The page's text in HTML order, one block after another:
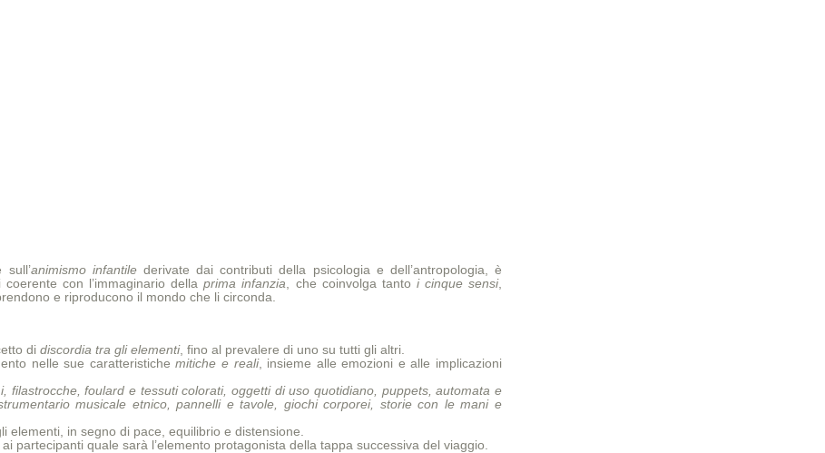
animismo infantilederivate dai contributi della psicologia e dell’antropologia, è
con l’immaginario dellaprima infanzia, che coinvolga tanto i cinque sensi,
e riproducono il mondo che li circonda.
di discordia tra gli elementi, fino al prevalere di uno su tutti gli altri.
nelle sue caratteristichemitiche e reali, insieme alle emozioni e alle implicazioni
filastrocche, foulard e tessuti colorati, oggetti di uso quotidiano, puppets, automata e
musicale etnico, pannelli e tavole, giochi corporei, storie con le mani e
in segno di pace, equilibrio e distensione.
quale sarà l’elemento protagonista della tappa successiva del viaggio.